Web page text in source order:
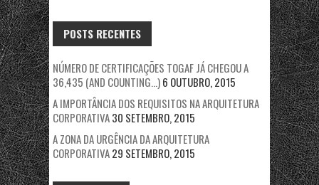
POSTS RECENTES
NÚMERO DE CERTIFICAÇÕES TOGAF JÁ CHEGOU A
36,435 (AND COUNTING…)6 OUTUBRO, 2015
A IMPORTÂNCIA DOS REQUISITOS NA ARQUITETURA
CORPORATIVA30 SETEMBRO, 2015
A ZONA DA URGÊNCIA DA ARQUITETURA
CORPORATIVA29 SETEMBRO, 2015